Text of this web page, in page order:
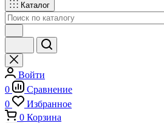
Каталог
Войти
0
Сравнение
0
Избранное
0 Корзина